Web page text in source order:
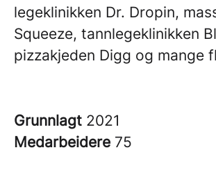
legeklinikken Dr. Dropin,
Squeeze, tannlegeklinikken
pizzakjeden Digg og mange
Grunnlagt 2021
Medarbeidere 75